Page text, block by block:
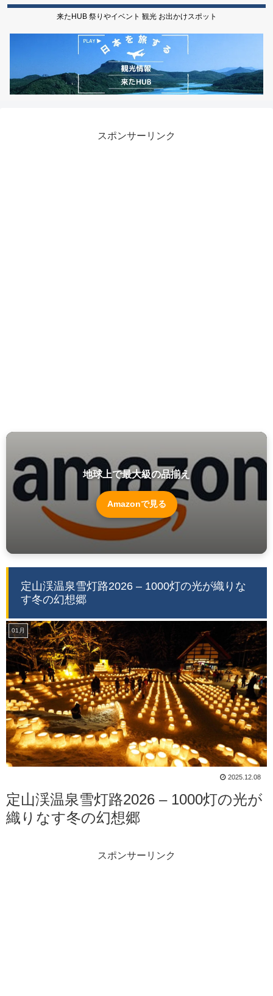
来たHUB 祭りやイベント 観光 お出かけスポット
スポンサーリンク
地球上で最大級の品揃え
Amazonで見る
定山渓温泉雪灯路2026 – 1000灯の光が織りな
す冬の幻想郷
01月
2025.12.08
定山渓温泉雪灯路2026 – 1000灯の光が
織りなす冬の幻想郷
スポンサーリンク